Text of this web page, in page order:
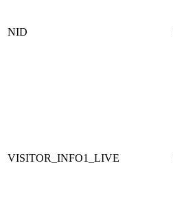
NID
VISITOR_INFO1_LIVE